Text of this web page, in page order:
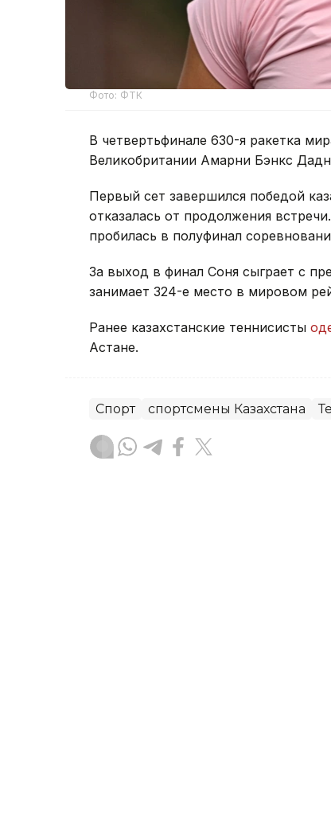
Фото: ФТК
В четвертьфинале 630-я ракетка
Великобритании Амарни Бэнкс
Первый сет завершился победой
отказалась от продолжения
пробилась в полуфинал
За выход в финал Соня сыграет с
занимает 324-е место в мировом
Ранее казахстанские теннисисты
Астане.
Спорт спортсмены Казахстана